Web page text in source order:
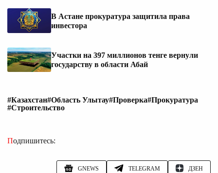
В Астане прокуратура защитила права
инвестора
Участки на 397 миллионов тенге вернули
государству в области Абай
#Казахстан#Область Улытау#Проверка#Прокуратура
#Строительство
Подпишитесь:
GNEWS TELEGRAM ДЗЕН